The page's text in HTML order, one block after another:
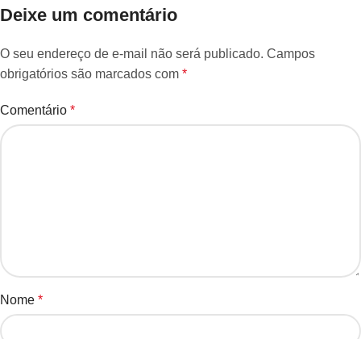
Deixe um comentário
O seu endereço de e-mail não será publicado. Campos
obrigatórios são marcados com *
Comentário *
Nome *